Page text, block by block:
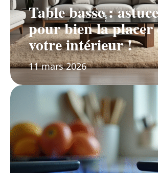
Table basse :
pour bien la placer
votre intérieur !
11 mars 2026